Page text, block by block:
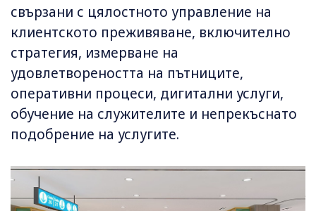
свързани с цялостното управление на
клиентското преживяване, включително
стратегия, измерване на
удовлетвореността на пътниците,
оперативни процеси, дигитални услуги,
обучение на служителите и непрекъснато
подобрение на услугите.